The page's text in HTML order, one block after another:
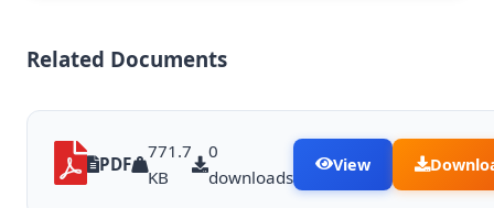
Related Documents
PDF
771.7
KB
0
downloads
View